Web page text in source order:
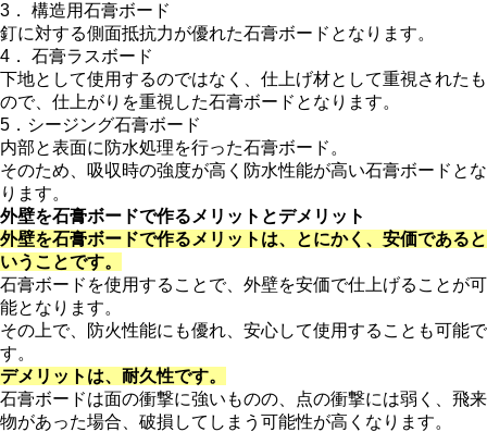
3． 構造用石膏ボード
釘に対する側面抵抗力が優れた石膏ボードとなります。
4． 石膏ラスボード
下地として使用するのではなく、仕上げ材として重視されたも
ので、仕上がりを重視した石膏ボードとなります。
5．シージング石膏ボード
内部と表面に防水処理を行った石膏ボード。
そのため、吸収時の強度が高く防水性能が高い石膏ボードとな
ります。
外壁を石膏ボードで作るメリットとデメリット
外壁を石膏ボードで作るメリットは、とにかく、安価であると
いうことです。
石膏ボードを使用することで、外壁を安価で仕上げることが可
能となります。
その上で、防火性能にも優れ、安心して使用することも可能で
す。
デメリットは、耐久性です。
石膏ボードは面の衝撃に強いものの、点の衝撃には弱く、飛来
物があった場合、破損してしまう可能性が高くなります。